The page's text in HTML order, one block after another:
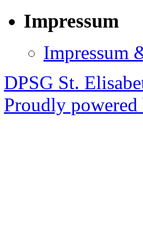
Impressum
Impressum
DPSG St.
Proudly powered